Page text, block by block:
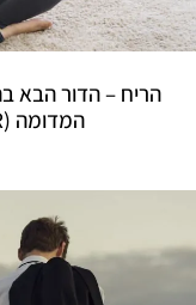
הריח – הדור הבא
המדומה (VR), כבר כאן!